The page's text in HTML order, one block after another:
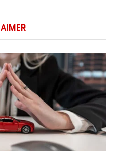
AIMER